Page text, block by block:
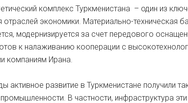
комплекс Туркменистана – один из
экономики. Материально-техническая
модернизируется за счет передового
к налаживанию кооперации с
компаниям Ирана.
активное развитие в Туркменистане получили
В частности, инфраструктура